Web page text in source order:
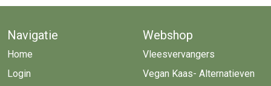
Navigatie
Home
Login
Webshop
Vleesvervangers
Vegan Kaas- Alternatieven